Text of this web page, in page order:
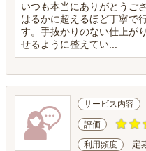
いつも本当にありがとうご
はるかに超えるほど丁寧で
す。手抜かりのない仕上が
せるように整えてい...
サービス内容
評価
利用頻度 定